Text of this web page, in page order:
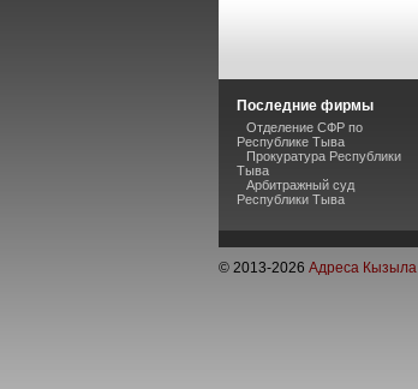
Последние фирмы
Отделение СФР по
Республике Тыва
Прокуратура Республики
Тыва
Арбитражный суд
Республики Тыва
© 2013-2026 Адреса Кызыла